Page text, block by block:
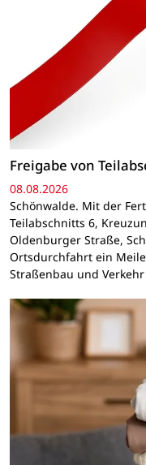
Freigabe von
08.08.2026
Schönwalde. Mit der
Teilabschnitts 6,
Oldenburger Straße,
Ortsdurchfahrt ein
Straßenbau und